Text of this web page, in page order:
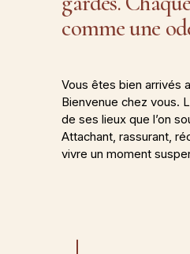
comme une
Vous êtes bien arrivés
Bienvenue chez vous.
de ses lieux que l’on
Attachant, rassurant,
vivre un moment